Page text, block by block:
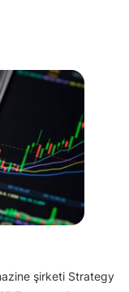
şirketi Strategy